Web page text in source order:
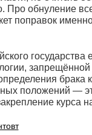
Про обнуление
поправок
государства
положений —
курса